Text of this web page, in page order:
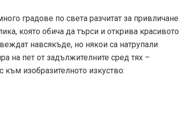
градове по света разчитат за привличане
която обича да търси и открива красивото
навсякъде, но някои са натрупали
на пет от задължителните сред тях –
изобразителното изкуство: